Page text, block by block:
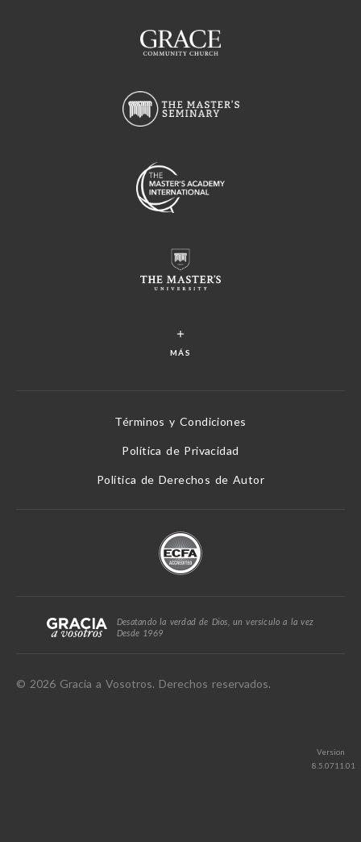
MÁS
Términos y Condiciones
Política de Privacidad
Política de Derechos de Autor
Desatando la verdad de Dios, un versículo a la vez
Desde 1969
© 2026 Gracia a Vosotros. Derechos reservados.
Version
8.5.0711.01